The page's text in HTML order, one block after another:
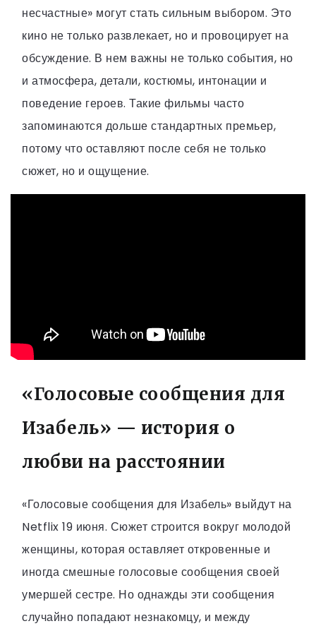
несчастные» могут стать сильным выбором. Это
кино не только развлекает, но и провоцирует на
обсуждение. В нем важны не только события, но
и атмосфера, детали, костюмы, интонации и
поведение героев. Такие фильмы часто
запоминаются дольше стандартных премьер,
потому что оставляют после себя не только
сюжет, но и ощущение.
«Голосовые сообщения для
Изабель» — история о
любви на расстоянии
«Голосовые сообщения для Изабель» выйдут на
Netflix 19 июня. Сюжет строится вокруг молодой
женщины, которая оставляет откровенные и
иногда смешные голосовые сообщения своей
умершей сестре. Но однажды эти сообщения
случайно попадают незнакомцу, и между